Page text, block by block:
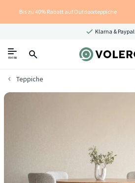
Bis zu 40% Rabatt auf Outdoorteppiche
Klarna & Paypal
menu
Teppiche